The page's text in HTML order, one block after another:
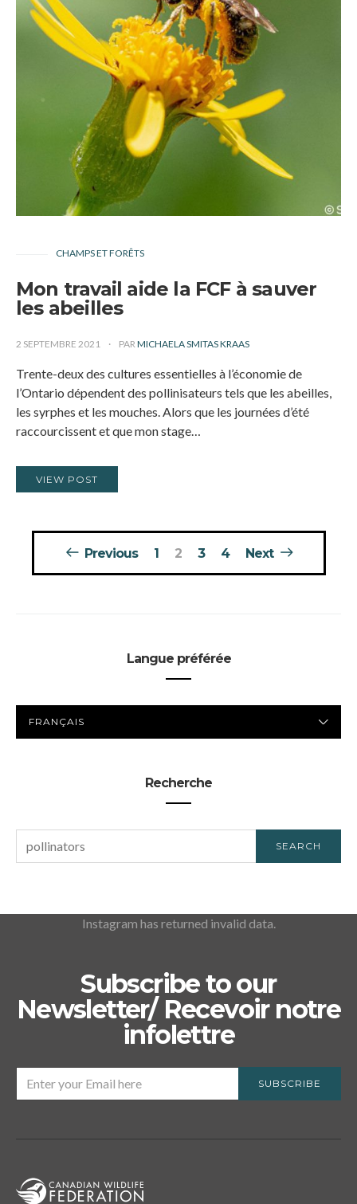
CHAMPS ET FORÊTS
Mon travail aide la FCF à sauver
les abeilles
2 SEPTEMBRE 2021 PARMICHAELA SMITAS KRAAS
Trente-deux des cultures essentielles à l’économie de
l’Ontario dépendent des pollinisateurs tels que les abeilles,
les syrphes et les mouches. Alors que les journées d’été
raccourcissent et que mon stage…
VIEW POST
Pagination
publications
Previous 1 2 3 4 Next
Langue préférée
PRÉFÉRÉE
Recherche
FOR:
SEARCH
Instagram has returned invalid data.
Subscribe to our
Newsletter/ Recevoir notre
infolettre
SUBSCRIBE